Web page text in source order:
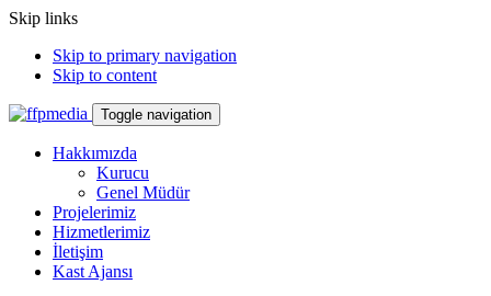
Skip links
Skip to primary navigation
Skip to content
Toggle navigation
Hakkımızda
Kurucu
Genel Müdür
Projelerimiz
Hizmetlerimiz
İletişim
Kast Ajansı